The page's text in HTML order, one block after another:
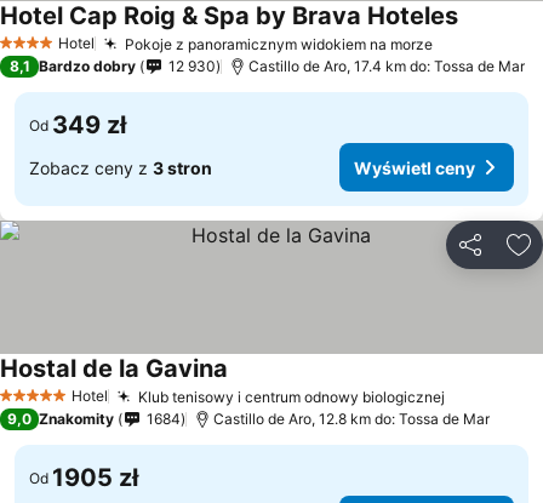
4 KategoriaHotel Pokoje z panoramicznym widokiem na morze
Hotel Cap Roig & Spa by Brava Hoteles
8,1 Bardzo dobry 12 930 Castillo de Aro, 17.4 km do: Tossa de Mar
Od 349 zł
Zobacz ceny z 3 stron Wyświetl ceny
5 KategoriaHotel Klub tenisowy i centrum odnowy biologicznej
Hostal de la Gavina
9,0 Znakomity 1684 Castillo de Aro, 12.8 km do: Tossa de Mar
Od 1905 zł